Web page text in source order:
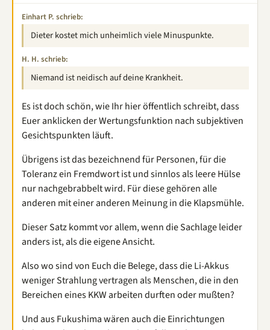
Einhart P. schrieb:
Dieter kostet mich unheimlich viele Minuspunkte.
H. H. schrieb:
Niemand ist neidisch auf deine Krankheit.
Es ist doch schön, wie Ihr hier öffentlich schreibt, dass
Euer anklicken der Wertungsfunktion nach subjektiven
Gesichtspunkten läuft.
Übrigens ist das bezeichnend für Personen, für die
Toleranz ein Fremdwort ist und sinnlos als leere Hülse
nur nachgebrabbelt wird. Für diese gehören alle
anderen mit einer anderen Meinung in die Klapsmühle.
Dieser Satz kommt vor allem, wenn die Sachlage leider
anders ist, als die eigene Ansicht.
Also wo sind von Euch die Belege, dass die Li-Akkus
weniger Strahlung vertragen als Menschen, die in den
Bereichen eines KKW arbeiten durften oder mußten?
Und aus Fukushima wären auch die Einrichtungen